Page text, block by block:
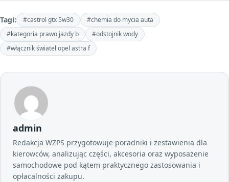
Tagi: #castrol gtx 5w30
#chemia do mycia auta
#kategoria prawo jazdy b
#odstojnik wody
#włącznik świateł opel astra f
admin
Redakcja WZPS przygotowuje poradniki i zestawienia dla
kierowców, analizując części, akcesoria oraz wyposażenie
samochodowe pod kątem praktycznego zastosowania i
opłacalności zakupu.